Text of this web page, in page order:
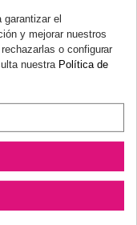
garantizar el
y mejorar nuestros
o configurar
nuestra Política de